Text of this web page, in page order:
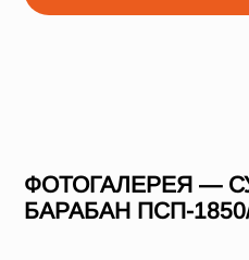
ФОТОГАЛЕРЕЯ —
БАРАБАН ПСП-